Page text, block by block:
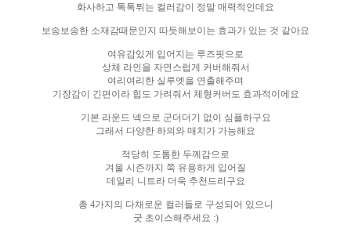
화사하고 톡톡튀는 컬러감이 정말 매력적인데요
보송보송한 소재감때문인지 따듯해보이는 효과가 있는 것 같아요
여유감있게 입어지는 루즈핏으로
상체 라인을 자연스럽게 커버해줘서
여리여리한 실루엣을 연출해주며
기장감이 긴편이라 힙도 가려줘서 체형커버도 효과적이에요
기본 라운드 넥으로 군더더기 없이 심플하구요
그래서 다양한 하의와 매치가 가능해요
적당히 도톰한 두께감으로
겨울 시즌까지 쭉 유용하게 입어질
데일리 니트라 더욱 추천드리구요
총 4가지의 다채로운 컬러들로 구성되어 있으니
굿 초이스해주세요 :)